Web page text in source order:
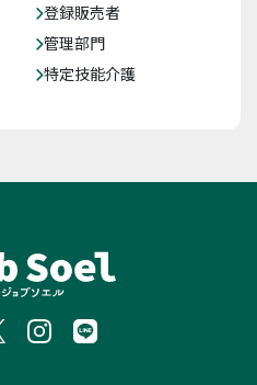
登録販売者
管理部門
特定技能介護